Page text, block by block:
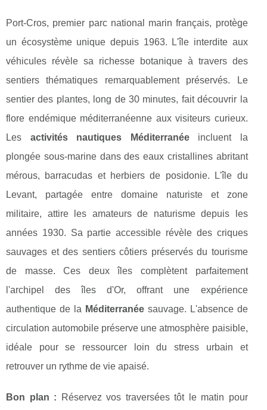
Port-Cros, premier parc national marin français, protège
un écosystème unique depuis 1963. L'île interdite aux
véhicules révèle sa richesse botanique à travers des
sentiers thématiques remarquablement préservés. Le
sentier des plantes, long de 30 minutes, fait découvrir la
flore endémique méditerranéenne aux visiteurs curieux.
Les activités nautiques Méditerranéeincluent la
plongée sous-marine dans des eaux cristallines abritant
mérous, barracudas et herbiers de posidonie. L'île du
Levant, partagée entre domaine naturiste et zone
militaire, attire les amateurs de naturisme depuis les
années 1930. Sa partie accessible révèle des criques
sauvages et des sentiers côtiers préservés du tourisme
de masse. Ces deux îles complètent parfaitement
l'archipel des îles d'Or, offrant une expérience
authentique de la Méditerranéesauvage. L'absence de
circulation automobile préserve une atmosphère paisible,
idéale pour se ressourcer loin du stress urbain et
retrouver un rythme de vie apaisé.
Bon plan : Réservez vos traversées tôt le matin pour